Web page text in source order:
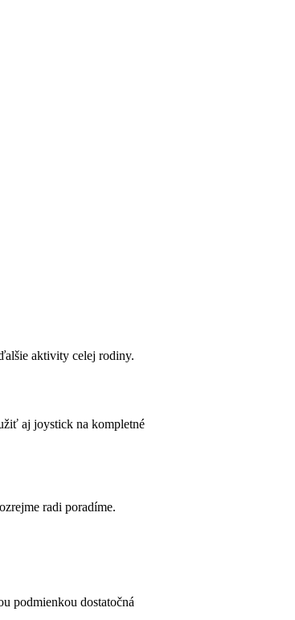
aktivity celej rodiny.
aj joystick na kompletné
radi poradíme.
podmienkou dostatočná